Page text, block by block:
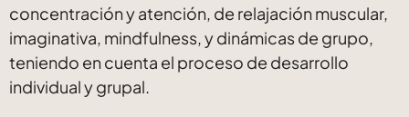
concentración y atención, de relajación muscular,
imaginativa, mindfulness, y dinámicas de grupo,
teniendo en cuenta el proceso de desarrollo
individual y grupal.